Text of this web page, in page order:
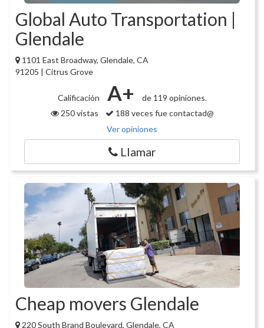
Global Auto Transportation |
Glendale
1101 East Broadway, Glendale, CA
91205 | Citrus Grove
Calificación A+
de 119 opiniones.
250 vistas
188 veces fue contactad@
Ver opiniones
Llamar
Cheap movers Glendale
220 South Brand Boulevard, Glendale, CA